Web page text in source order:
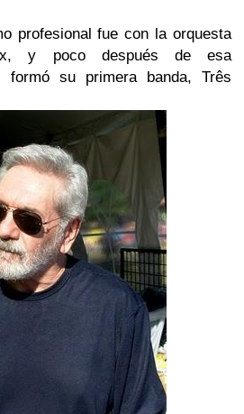
profesional fue con la orquesta
, y poco después de esa
formó su primera banda, Três